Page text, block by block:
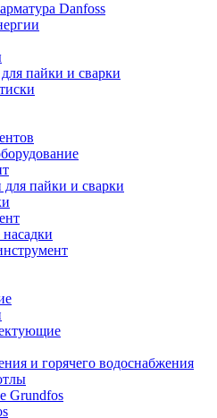
Danfoss
пайки и сварки
пайки и сварки
и горячего водоснабжения
Grundfos